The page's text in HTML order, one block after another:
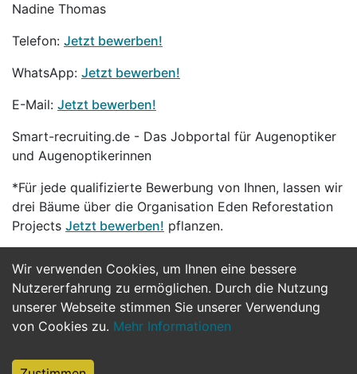
Wir verwenden Cookies, um Ihnen eine bessere
Nutzererfahrung zu ermöglichen. Durch die Nutzung
unserer Webseite stimmen Sie unserer Verwendung
von Cookies zu. Mehr Informationen
Nadine Thomas
Telefon: Jetzt bewerben!
WhatsApp: Jetzt bewerben!
E-Mail: Jetzt bewerben!
Smart-recruiting.de - Das Jobportal für Augenoptiker
und Augenoptikerinnen
*Für jede qualifizierte Bewerbung von Ihnen, lassen wir
drei Bäume über die Organisation Eden Reforestation
Projects Jetzt bewerben! pflanzen.
Jetzt Bewerben